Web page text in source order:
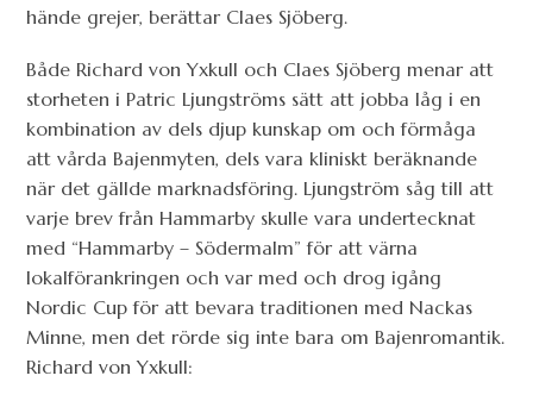
hände grejer, berättar Claes Sjöberg.
Både Richard von Yxkull och Claes Sjöberg menar att
storheten i Patric Ljungströms sätt att jobba låg i en
kombination av dels djup kunskap om och förmåga
att vårda Bajenmyten, dels vara kliniskt beräknande
när det gällde marknadsföring. Ljungström såg till att
varje brev från Hammarby skulle vara undertecknat
med “Hammarby – Södermalm” för att värna
lokalförankringen och var med och drog igång
Nordic Cup för att bevara traditionen med Nackas
Minne, men det rörde sig inte bara om Bajenromantik.
Richard von Yxkull: